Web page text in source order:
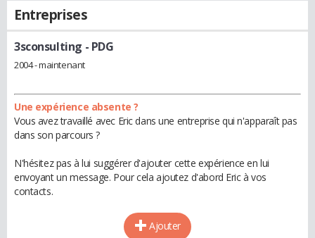
Entreprises
3sconsulting - PDG
2004 - maintenant
Une expérience absente ?
Vous avez travaillé avec Eric dans une entreprise qui n'apparaît pas
dans son parcours ?
N'hésitez pas à lui suggérer d'ajouter cette expérience en lui
envoyant un message. Pour cela ajoutez d'abord Eric à vos
contacts.
Ajouter